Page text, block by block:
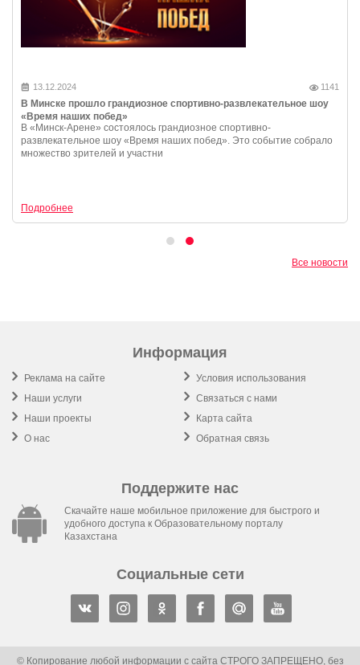
13.12.2024 1141
В Минске прошло грандиозное спортивно-развлекательное шоу
«Время наших побед»
В «Минск-Арене» состоялось грандиозное спортивно-
развлекательное шоу «Время наших побед». Это событие собрало
множество зрителей и участни
Подробнее
Все новости
Информация
Реклама на сайте
Наши услуги
Наши проекты
О нас
Условия использования
Связаться с нами
Карта сайта
Обратная связь
Поддержите нас
Скачайте наше мобильное приложение для быстрого и
удобного доступа к Образовательному порталу
Казахстана
Социальные сети
© Копирование любой информации с сайта СТРОГО ЗАПРЕЩЕНО, без